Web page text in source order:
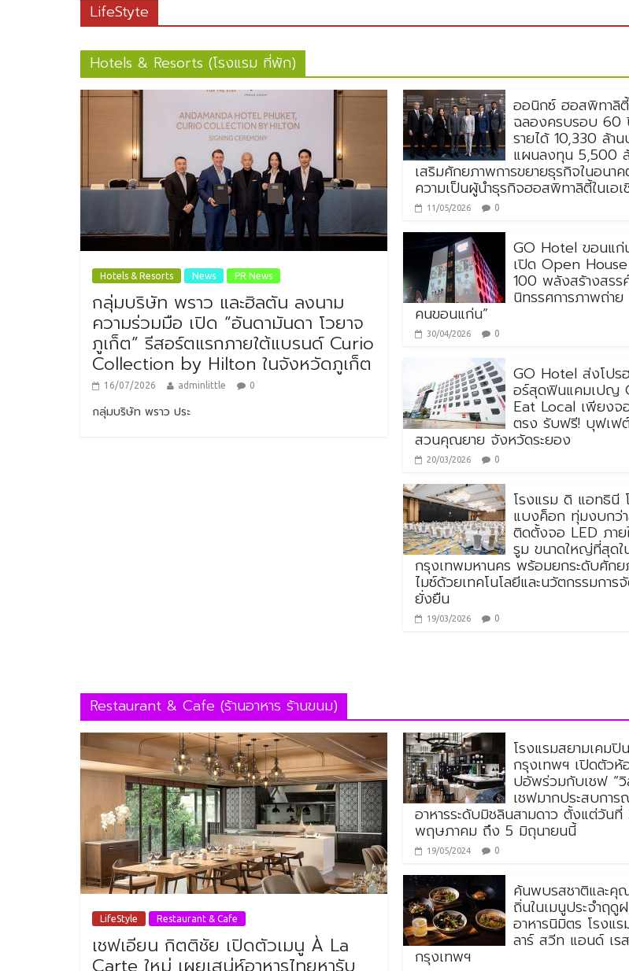
LifeStyte
Hotels & Resorts (โรงแรม ที่พัก)
Hotels & Resorts News PR News
กลุ่มบริษัท พราว และฮิลตัน ลงนาม
ความร่วมมือ เปิด “อันดามันดา โวยาจ
ภูเก็ต” รีสอร์ตแรกภายใต้แบรนด์ Curio
Collection by Hilton ในจังหวัดภูเก็ต
16/07/2026 adminlittle 0
กลุ่มบริษัท พราว ประ
ออนิกซ์ ฮอสพิทาลิ
ฉลองครบรอบ 60
รายได้ 10,330 ล้า
แผนลงทุน 5,500
เสริมศักยภาพการขยายธุรกิจในอนา
ความเป็นผู้นำธุรกิจฮอสพิทาลิตี้ในเอ
11/05/2026 0
GO Hotel ขอนแ
เปิด Open
100 พลังสร้างสรร
นิทรรศการภาพถ่า
คนขอนแก่น”
30/04/2026 0
GO Hotel ส่งโปร
อร์สุดฟินแคมเปญ
Eat Local เพียง
ตรง รับฟรี! บุฟเฟ
สวนคุณยาย จังหวัดระยอง
20/03/2026 0
โรงแรม ดิ แอทธินี
แบงค็อก ทุ่มงบกว่
ติดตั้งจอ LED ภา
รูม ขนาดใหญ่ที่สุดใ
กรุงเทพมหานคร พร้อมยกระดับศักย
ไมซ์ด้วยเทคโนโลยีและนวัตกรรมการ
ยั่งยืน
19/03/2026 0
Restaurant & Cafe (ร้านอาหาร ร้านขนม)
LifeStyle Restaurant & Cafe
เชฟเอียน กิตติชัย เปิดตัวเมนู À La
โรงแรมสยามเคมปิ
กรุงเทพฯ เปิดตัวห้
ปอัพร่วมกับเชฟ “
เชฟมากประสบกา
อาหารระดับมิชลินสามดาว ตั้งแต่วัน
พฤษภาคม ถึง 5 มิถุนายนนี้
19/05/2024 0
ค้นพบรสชาติและคุ
ถิ่นในเมนูประจำฤดู
อาหารนิมิตร โรงแ
ลาร์ สวีท แอนด์ เร
กรุงเทพฯ